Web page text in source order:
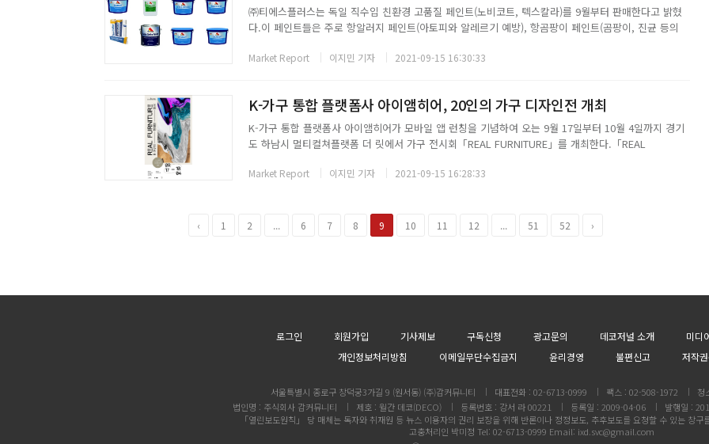
㈜티에스플러스는 독일 직수입 친환경 고품질 페인트(노비코트, 텍스칼라)를 9월부터 판매한다고 밝혔
다.이 페인트들은 주로 항알러지 페인트(아토피와 알레르기 예방), 항곰팡이 페인트(곰팡이, 진균 등의
환경 수용성 우레탄 페인트(물로 희석 가능한 목재/철재 시...
Market Report 이지민 기자 2021-09-15 16:30:33
K-가구 통합 플랫폼사 아이앰히어, 20인의 가구 디자인전 개최
K-가구 통합 플랫폼사 아이앰히어가 모바일 앱 런칭을 기념하여 오는 9월 17일부터 10월 4일까지 경기
도 하남시 멀티컬쳐플랫폼 더 릿에서 가구 전시회「REAL FURNITURE」를 개최한다.「REAL
작품 총 50여 점을 만나볼 수 있다. 멀티컬쳐플랫...
Market Report 이지민 기자 2021-09-15 16:28:33
‹ 1 2 ... 6 7 8 9 10 11 12 ... 51 52 ›
로그인 회원가입 기사제보 구독신청 광고문의 데코저널 소개
미디
개인정보처리방침
이메일무단수집금지 윤리경영 불편신고 저작
서울특별시 종로구 창덕궁3가길 9 (원서동) (주)감커뮤니티 대표전화 : 02-6713-0999 팩스 : 02-508-1972
청
법인명 : 주식회사 감커뮤니티
제호 : 월간 데코(DECO) 등록번호 : 강서 라 00221 등록일 : 2009-04-06
발행일 :
「열린보도원칙」 당 매체는 독자와 취재원 등 뉴스 이용자의 권리 보장을 위해 반론이나 정정보도, 추후보도를 요청할 수 있는 창구
고충처리인 박미정 Tel: 02-6713-0999 Email: ixd.svc@gmail.com